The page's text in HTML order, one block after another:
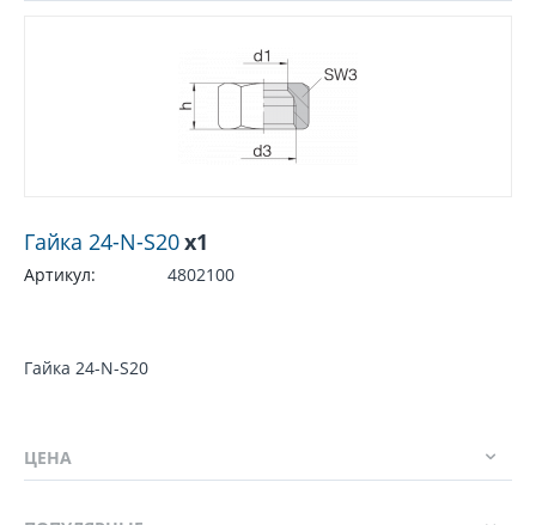
Гайка 24-N-S20x1
Артикул: 4802100
Гайка 24-N-S20
ЦЕНА